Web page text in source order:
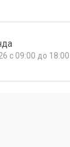
с 09:00 до 18:00